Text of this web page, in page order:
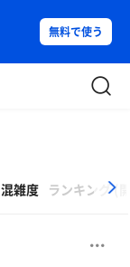
無料で使う
混雑度 ランキング(